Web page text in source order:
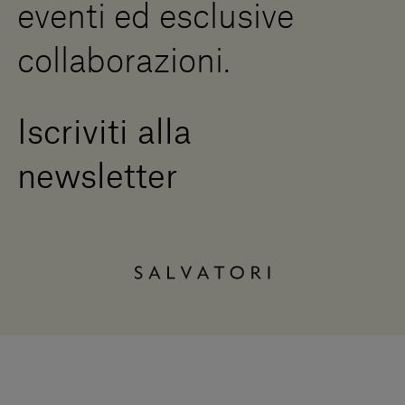
eventi ed esclusive
collaborazioni.
Iscriviti alla
newsletter